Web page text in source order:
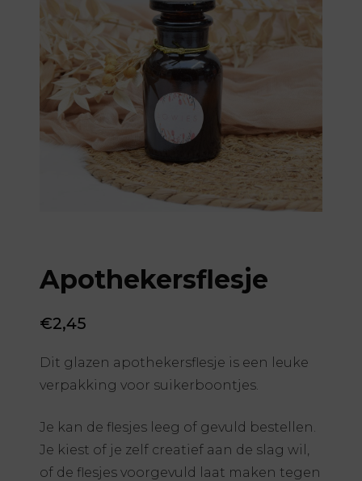
Apothekersflesje
€2,45
Dit glazen apothekersflesje is een leuke
verpakking voor suikerboontjes.
Je kan de flesjes leeg of gevuld bestellen.
Je kiest of je zelf creatief aan de slag wil,
of de flesjes voorgevuld laat maken tegen